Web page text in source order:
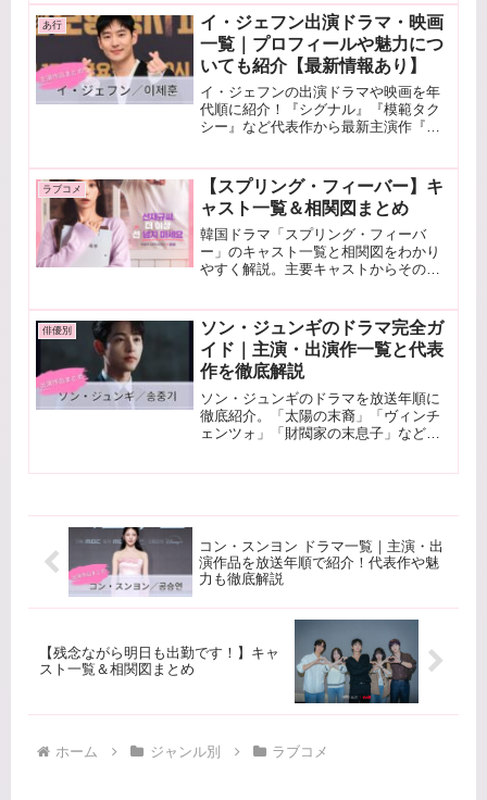
の魅力を振り返ります。
あ行
イ・ジェフン出演ドラマ・映画
一覧｜プロフィールや魅力につ
いても紹介【最新情報あり】
イ・ジェフンの出演ドラマや映画を年
代順に紹介！『シグナル』『模範タク
シー』など代表作から最新主演作『交
ラブコメ
【スプリング・フィーバー】キ
ャスト一覧＆相関図まとめ
韓国ドラマ「スプリング・フィーバ
ー」のキャスト一覧と相関図をわかり
やすく解説。主要キャストからその他
す。視聴前の予習にもおすすめです。
俳優別
ソン・ジュンギのドラマ完全ガ
イド｜主演・出演作一覧と代表
作を徹底解説
ソン・ジュンギのドラマを放送年順に
徹底紹介。「太陽の末裔」「ヴィンチ
ェンツォ」「財閥家の末息子」など主
コン・スンヨン ドラマ一覧｜主演・出
演作品を放送年順で紹介！代表作や魅
力も徹底解説
【残念ながら明日も出勤です！】キャ
スト一覧＆相関図まとめ
ホーム ジャンル別 ラブコメ